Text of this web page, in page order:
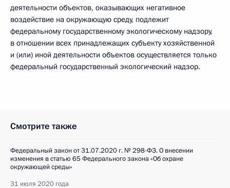
деятельности объектов, оказывающих негативное
воздействие на окружающую среду, подлежит
федеральному государственному экологическому надзору,
в отношении всех принадлежащих субъекту хозяйственной
и (или) иной деятельности объектов осуществляется только
федеральный государственный экологический надзор.
Смотрите также
Федеральный закон от 31.07.2020 г. № 298-ФЗ. О внесении
изменения в статью 65 Федерального закона «Об охране
окружающей среды»
31 июля 2020 года